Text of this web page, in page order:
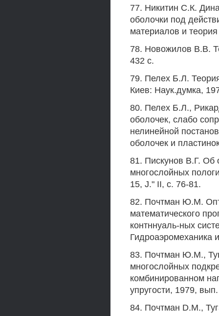
77. Никитин С.К.
оболочки под
материалов и
78. Новожилов В.В.
432 с.
79. Пелех Б.Л.
Киев: Hayк.думка,
80. Пелех Б.Л.,
оболочек, слабо
нелинейной
оболочек и
81. Пискунов В.Г. Об
многослойных
15, J." II, с. 76-81.
82. Почтман Ю.М.
математического
контннуаль-ных
Гидроаэромеханика
83. Почтман Ю.М.,
многослойных
комбинированном
упругости, 1979,
84. Почтман D.M.,